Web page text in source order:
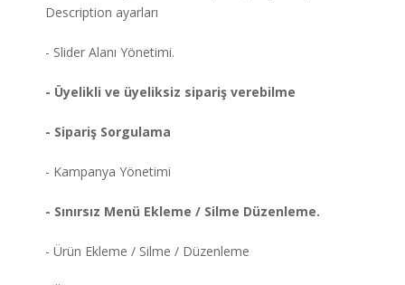
Description ayarları
- Slider Alanı Yönetimi.
- Üyelikli ve üyeliksiz sipariş verebilme
- Sipariş Sorgulama
- Kampanya Yönetimi
- Sınırsız Menü Ekleme / Silme Düzenleme.
- Ürün Ekleme / Silme / Düzenleme